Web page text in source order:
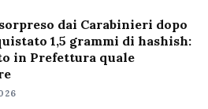
dai Carabinieri dopo
1,5 grammi di hashish:
in Prefettura quale